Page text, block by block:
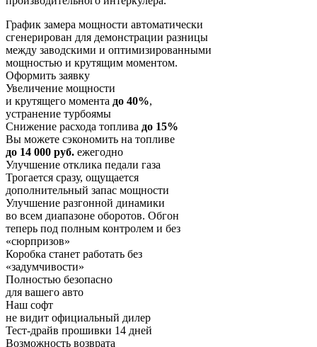
График замера мощности автоматически
сгенерирован для демонстрации разницы
между заводскими и оптимизированными
мощностью и крутящим моментом.
Оформить заявку
Увеличение мощности
и крутящего момента до 40%,
устранение турбоямы
Снижение расхода топлива до 15%
Вы можете сэкономить на топливе
до 14 000 руб. ежегодно
Улучшение отклика педали газа
Трогается сразу, ощущается
дополнительный запас мощности
Улучшение разгонной динамики
во всем диапазоне оборотов. Обгон
теперь под полным контролем и без
«сюрпризов»
Коробка станет работать без
«задумчивости»
Полностью безопасно
для вашего авто
Наш софт
не видит официальный дилер
Тест-драйв прошивки 14 дней
Возможность возврата